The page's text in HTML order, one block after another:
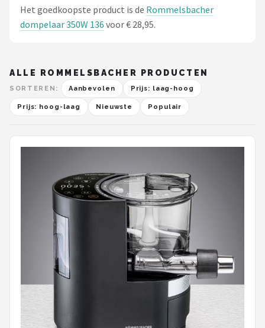
Het goedkoopste product is de Rommelsbacher
dompelaar 350W 136 voor € 28,95.
ALLE ROMMELSBACHER PRODUCTEN
SORTEREN: Aanbevolen Prijs: laag-hoog
Prijs: hoog-laag Nieuwste Populair